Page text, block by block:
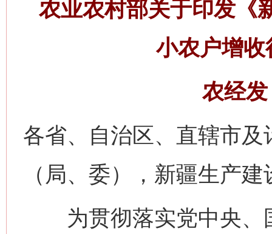
农业农村部关于印发《
小农户增
农经
各省、自治区、直辖市
（局、委），新疆生产
为贯彻落实党中央、